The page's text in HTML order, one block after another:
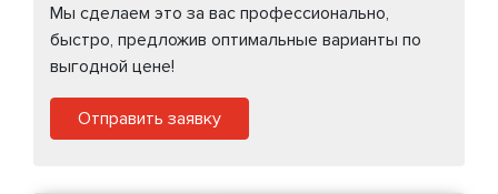
Мы сделаем это за вас профессионально,
быстро, предложив оптимальные варианты по
выгодной цене!
Отправить заявку